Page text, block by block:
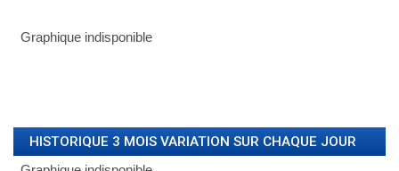
HISTORIQUE 3 MOIS VARIATION SUR CHAQUE JOUR